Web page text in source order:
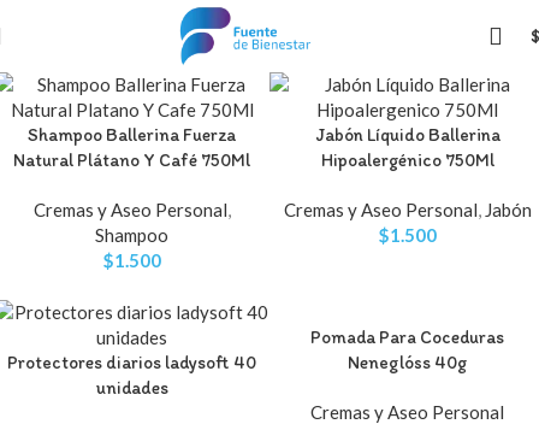
$
Shampoo Ballerina Fuerza
Natural Plátano Y Café 750Ml
Cremas y Aseo Personal,
Shampoo
$1.500
Jabón Líquido Ballerina
Hipoalergénico 750Ml
Cremas y Aseo Personal, Jabón
$1.500
Protectores diarios ladysoft 40
unidades
Pomada Para Coceduras
Neneglóss 40g
Cremas y Aseo Personal